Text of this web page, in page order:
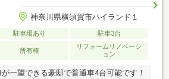
神奈川県横須賀市ハイランド１
駐車場あり 駐車3台
所有権
リフォームリノベーシ
ョン
一望できる豪邸で普通車4台可能です！